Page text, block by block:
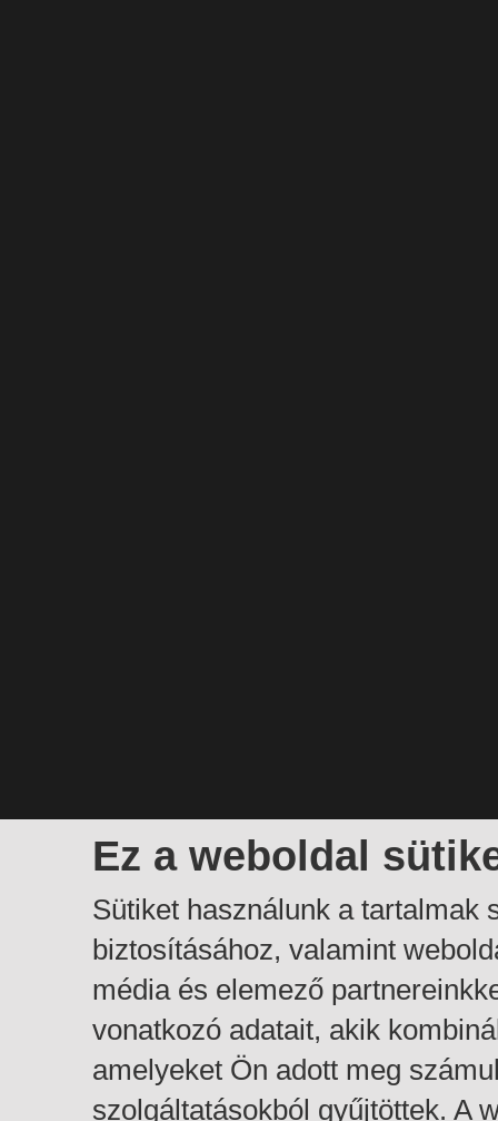
Ez a weboldal
Sütiket használunk a tartalmak
biztosításához, valamint
média és elemező
vonatkozó adatait, akik
amelyeket Ön adott meg
szolgáltatásokból gyűjtöttek. A